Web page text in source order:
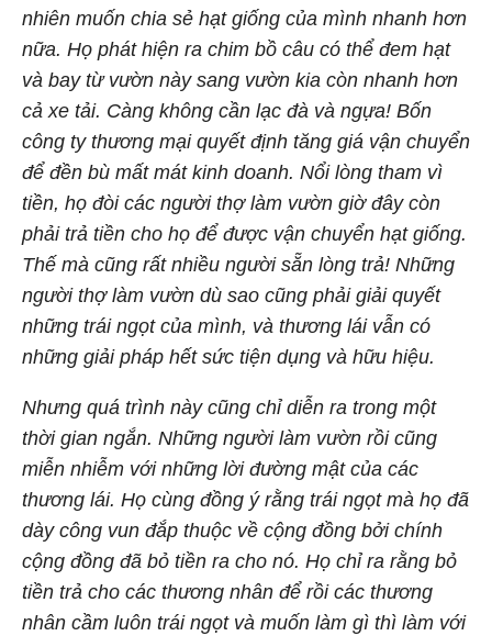
nhiên muốn chia sẻ hạt giống của mình nhanh hơn
nữa. Họ phát hiện ra chim bồ câu có thể đem hạt
và bay từ vườn này sang vườn kia còn nhanh hơn
cả xe tải. Càng không cần lạc đà và ngựa! Bốn
công ty thương mại quyết định tăng giá vận chuyển
để đền bù mất mát kinh doanh. Nổi lòng tham vì
tiền, họ đòi các người thợ làm vườn giờ đây còn
phải trả tiền cho họ để được vận chuyển hạt giống.
Thế mà cũng rất nhiều người sẵn lòng trả! Những
người thợ làm vườn dù sao cũng phải giải quyết
những trái ngọt của mình, và thương lái vẫn có
những giải pháp hết sức tiện dụng và hữu hiệu.
Nhưng quá trình này cũng chỉ diễn ra trong một
thời gian ngắn. Những người làm vườn rồi cũng
miễn nhiễm với những lời đường mật của các
thương lái. Họ cùng đồng ý rằng trái ngọt mà họ đã
dày công vun đắp thuộc về cộng đồng bởi chính
cộng đồng đã bỏ tiền ra cho nó. Họ chỉ ra rằng bỏ
tiền trả cho các thương nhân để rồi các thương
nhân cầm luôn trái ngọt và muốn làm gì thì làm với